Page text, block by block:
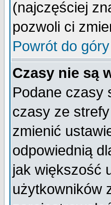
(najczęściej
pozwoli ci
Powrót do góry
Czasy nie są
Podane czasy
czasy ze
zmienić
odpowiednią
jak większość
użytkowników